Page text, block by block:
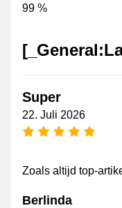
99 %
Super
22. Juli 2026
Zoals altijd top-
Berlinda